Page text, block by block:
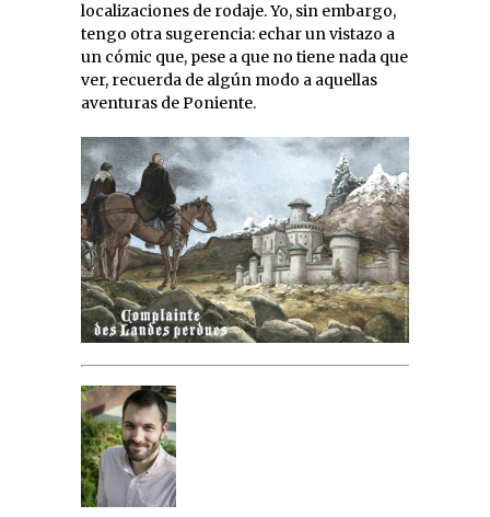
localizaciones de rodaje. Yo, sin embargo,
tengo otra sugerencia: echar un vistazo a
un cómic que, pese a que no tiene nada que
ver, recuerda de algún modo a aquellas
aventuras de Poniente.